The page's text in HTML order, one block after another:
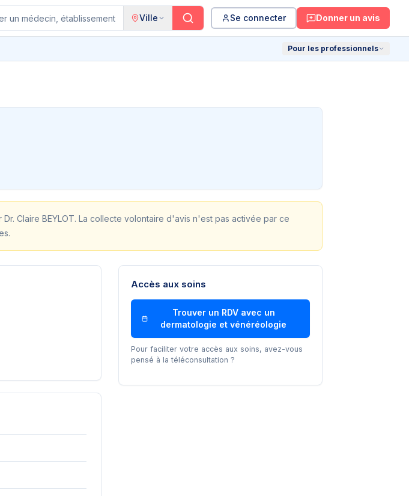
Ville Se connecter Donner un avis
Pour les professionnels
Dr. Claire BEYLOT. La collecte volontaire d'avis n'est pas activée par ce
Accès aux soins
Trouver un RDV avec un
dermatologie et vénéréologie
Pour faciliter votre accès aux soins, avez-vous
pensé à la téléconsultation ?